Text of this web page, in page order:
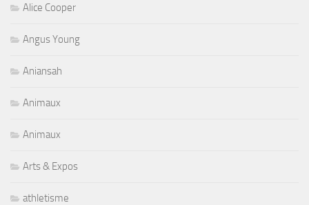
Alice Cooper
Angus Young
Aniansah
Animaux
Animaux
Arts & Expos
athletisme